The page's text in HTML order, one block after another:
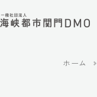
ホーム